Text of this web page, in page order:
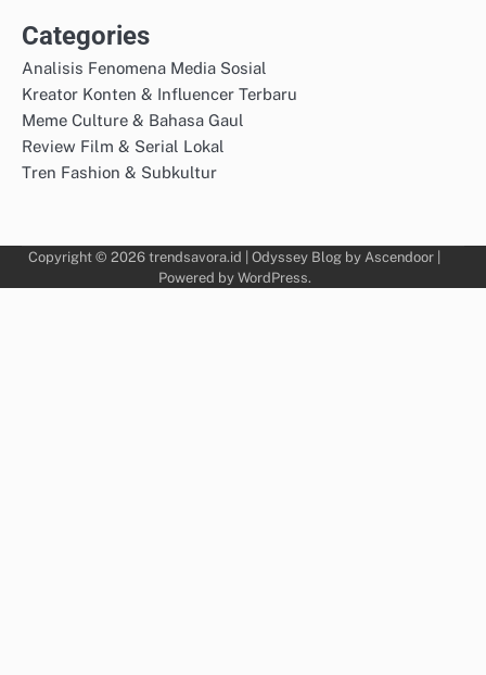
Categories
Analisis Fenomena Media Sosial
Kreator Konten & Influencer Terbaru
Meme Culture & Bahasa Gaul
Review Film & Serial Lokal
Tren Fashion & Subkultur
Copyright © 2026 trendsavora.id | Odyssey Blog by Ascendoor
Powered by WordPress.